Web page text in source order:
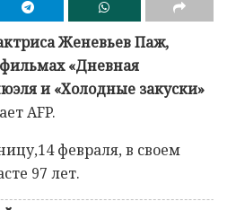
Женевьев Паж,
«Дневная
и «Холодные закуски»
AFP.
февраля, в своем
97 лет.